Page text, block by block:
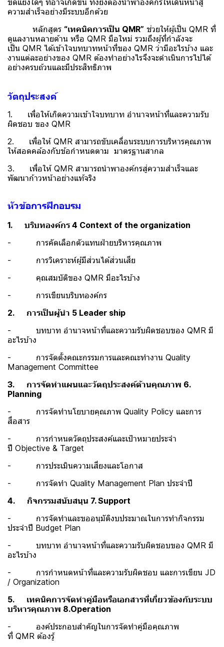
ขัดแย้งใดๆ ที่อาจเกิดขึ้น ทั้งยังต้องนำพาองค์กรให้เดินหน้าสู่
ความสำเร็จอย่างมีระบบอีกด้วย
หลักสูตร “เทคนิคการเป็น QMR” ช่วยให้ผู้เป็น QMR ที่
ดูแลงานหลายด้าน หรือ QMR มือใหม่ รวมถึงผู้ที่กำลังจะ
เป็น QMR ได้เข้าใจบทบาทหน้าที่ของ QMR ว่ามีอะไรบ้าง และ
งานแต่ละอย่างของ QMR ต้องทำอย่างไรจึงจะดำเนินการไปได้
อย่างครบถ้วนและมีประสิทธิภาพ
วัตถุประสงค์
1. เพื่อให้เกิดความเข้าใจบทบาท อำนาจหน้าที่และความรับ
ผิดชอบ ของ QMR
2. เพื่อให้ QMR สามารถขับเคลื่อนระบบการบริหารคุณภาพ
ให้สอดคล้องกับข้อกำหนดตาม มาตรฐานสากล
3. เพื่อให้ QMR สามารถนำพาองค์กรสู่ความสำเร็จและ
พัฒนาก้าวหน้าอย่างแท้จริง
หัวข้อการฝึกอบรม
1. บริบทองค์กร 4 Context of the organization
- การคัดเลือกตัวแทนฝ่ายบริหารคุณภาพ
- การวิเคราะห์ผู้มีส่วนได้ส่วนเสีย
- คุณสมบัติของ QMR มีอะไรบ้าง
- การเขียนบริบทองค์กร
2. การเป็นผู้นำ 5 Leader ship
- บทบาท อำนาจหน้าที่และความรับผิดชอบของ QMR มี
อะไรบ้าง
- การจัดตั้งคณะกรรมการและคณะทำงาน Quality
Management Committee
3. การจัดทำแผนและวัตถุประสงค์ด้านคุณภาพ 6.
Planning
- การจัดทำนโยบายคุณภาพ Quality Policy และการ
สื่อสาร
- การกำหนดวัตถุประสงค์และเป้าหมายประจำ
ปี Objective & Target
- การประเมินความเสี่ยงและโอกาส
- การจัดทำ Quality Management Plan ประจำปี
4. กิจกรรมสนับสนุน 7. Support
- การจัดทำและขออนุมัติงบประมาณในการทำกิจกรรม
ประจำปี Budget Plan
- บทบาท อำนาจหน้าที่และความรับผิดชอบของ QMR มี
อะไรบ้าง
- การกำหนดหน้าที่และความรับผิดชอบ และการเขียน JD
/ Organization
5. เทคนิคการจัดทำคู่มือหรือเอกสารที่เกี่ยวข้องกับระบบ
บริหารคุณภาพ 8.Operation
- องค์ประกอบสำคัญในการจัดทำคู่มือคุณภาพ
ที่ QMR ต้องรู้